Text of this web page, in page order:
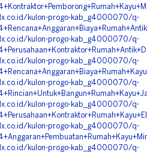
kulon-progo-kab_g4000070/q-
kulon-progo-kab_g4000070/q-
kulon-progo-kab_g4000070/q-
kulon-progo-kab_g4000070/q-
kulon-progo-kab_g4000070/q-
kulon-progo-kab_g4000070/q-
kulon-progo-kab_g4000070/q-